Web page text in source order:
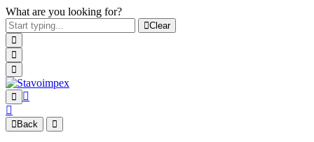
What are you looking for?
Clear
Back